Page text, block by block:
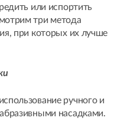
или испортить
три метода
при которых их лучше
ручного и
насадками.